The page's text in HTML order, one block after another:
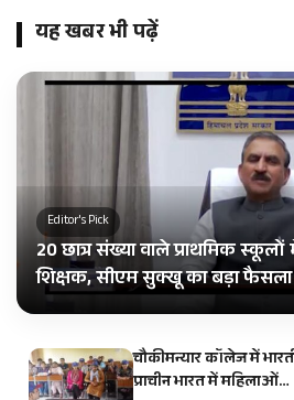
यह खबर भी पढ़ें
Editor's Pick
20 छात्र संख्या वाले प्राथमिक
शिक्षक, सीएम सुक्खू का बड़ा फैसला
चौकीमन्यार कॉलेज में
प्राचीन भारत में महिलाओं…